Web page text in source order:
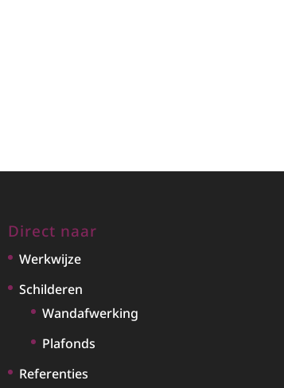
Direct naar
Werkwijze
Schilderen
Wandafwerking
Plafonds
Referenties